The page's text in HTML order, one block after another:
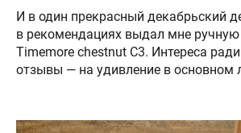
И в один прекрасный декабрьский
в рекомендациях выдал мне
Timemore chestnut C3. Интереса
отзывы — на удивление в основном